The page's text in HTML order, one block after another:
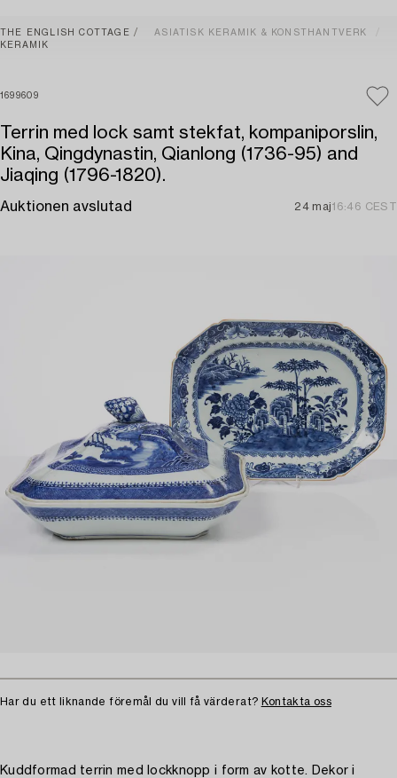
THE ENGLISH COTTAGE
ASIATISK KERAMIK & KONSTHANTVERK
KERAMIK
1699609
Terrin med lock samt stekfat, kompaniporslin,
Kina, Qingdynastin, Qianlong (1736-95) and
Jiaqing (1796-1820).
Auktionen avslutad 24 maj16:46 CEST
Har du ett liknande föremål du vill få värderat? Kontakta oss
Kuddformad terrin med lockknopp i form av kotte. Dekor i